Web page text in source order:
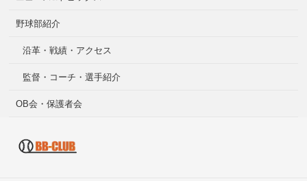
野球部紹介
沿革・戦績・アクセス
監督・コーチ・選手紹介
OB会・保護者会